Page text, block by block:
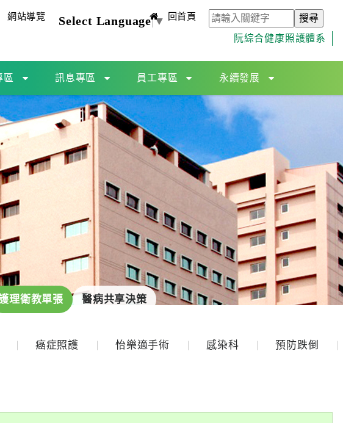
網站導覽 Select Language▼ 回首頁
阮綜合健康照護體系
區 訊息專區 員工專區 永續發展
理衛教單張 醫病共享決策
癌症照護 怡樂適手術 感染科 預防跌倒